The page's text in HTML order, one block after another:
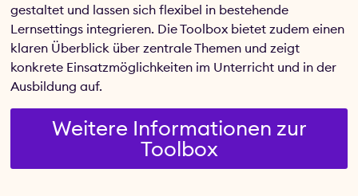
gestaltet und lassen sich flexibel in bestehende
Lernsettings integrieren. Die Toolbox bietet zudem einen
klaren Überblick über zentrale Themen und zeigt
konkrete Einsatzmöglichkeiten im Unterricht und in der
Ausbildung auf.
Weitere Informationen zur
Toolbox